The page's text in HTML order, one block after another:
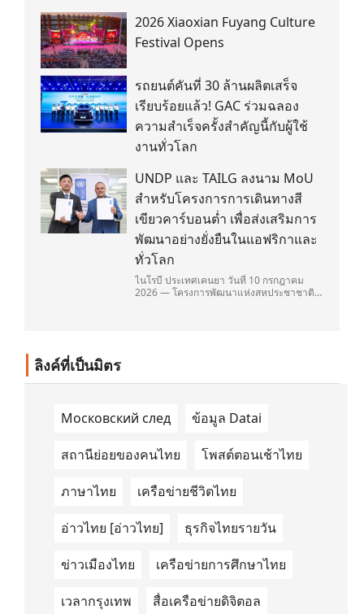
2026 Xiaoxian Fuyang Culture
Festival Opens
รถยนต์คันที่ 30 ล้านผลิตเสร็จ
เรียบร้อยแล้ว! GAC ร่วมฉลอง
ความสำเร็จครั้งสำคัญนี้กับผู้ใช้
งานทั่วโลก
UNDP และ TAILG ลงนาม MoU
สำหรับโครงการการเดินทางสี
เขียวคาร์บอนต่ำ เพื่อส่งเสริมการ
พัฒนาอย่างยั่งยืนในแอฟริกาและ
ทั่วโลก
ไนโรบี ประเทศเคนยา วันที่ 10 กรกฎาคม
2026 — โครงการพัฒนาแห่งสหประชาชาติ
ลิงค์ที่เป็นมิตร
Московский след ข้อมูล Datai
สถานีย่อยของคนไทย โพสต์ตอนเช้าไทย
ภาษาไทย เครือข่ายชีวิตไทย
อ่าวไทย [อ่าวไทย] ธุรกิจไทยรายวัน
ข่าวเมืองไทย เครือข่ายการศึกษาไทย
เวลากรุงเทพ สื่อเครือข่ายดิจิตอล